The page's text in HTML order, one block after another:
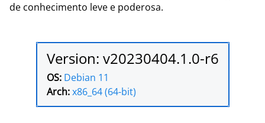
de conhecimento leve e poderosa.
Version: v20230404.1.0-r6
OS: Debian 11
Arch: x86_64 (64-bit)